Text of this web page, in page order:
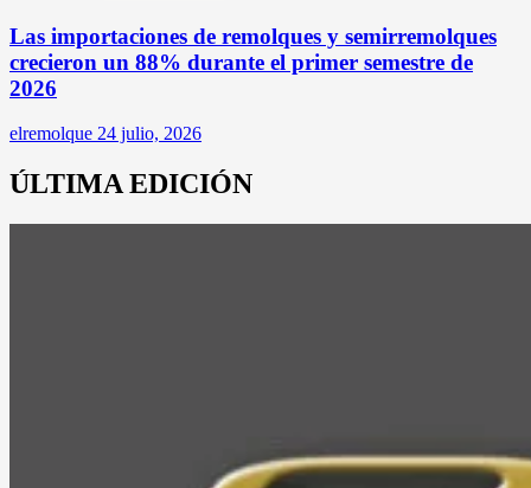
Las importaciones de remolques y semirremolques
crecieron un 88% durante el primer semestre de
2026
elremolque 24 julio, 2026
ÚLTIMA EDICIÓN